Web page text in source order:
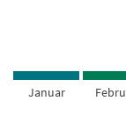
Januar